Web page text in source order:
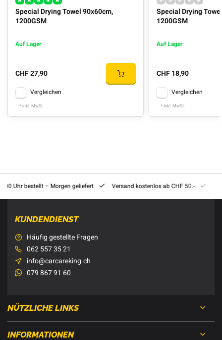
Special Drying Towel 90x60cm,
1200GSM
Auf Lager
CHF 27,90
Vergleichen
* Inkl. MwSt.
Special Drying
1200GSM
Auf Lager
CHF 18,90
Vergleichen
* Inkl. MwSt.
Uhr bestellt – Morgen geliefert Versand kostenlos ab CHF 50.-
KUNDENDIENST
Häufig gestellte Fragen
062 557 35 21
info@carcareking.ch
079 867 91 60
NÜTZLICHE LINKS
INFORMATIONEN